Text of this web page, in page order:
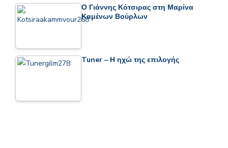
Ο Γιάννης Κότσιρας στη Μαρίνα
Καμένων Βούρλων
Tuner – Η ηχώ της επιλογής